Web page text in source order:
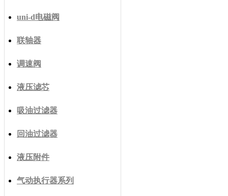
uni-d电磁阀
联轴器
调速阀
液压滤芯
吸油过滤器
回油过滤器
液压附件
气动执行器系列